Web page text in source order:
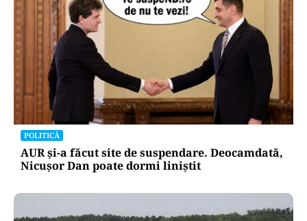
POLITICĂ
AUR și-a făcut site de suspendare. Deocamdată,
Nicușor Dan poate dormi liniștit